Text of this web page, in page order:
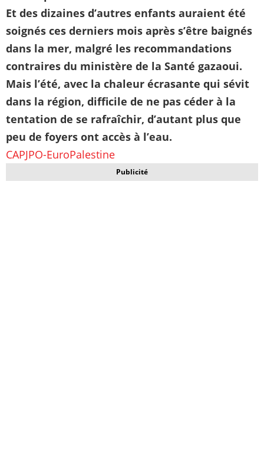
Et des dizaines d’autres enfants auraient été
soignés ces derniers mois après s’être baignés
dans la mer, malgré les recommandations
contraires du ministère de la Santé gazaoui.
Mais l’été, avec la chaleur écrasante qui sévit
dans la région, difficile de ne pas céder à la
tentation de se rafraîchir, d’autant plus que
peu de foyers ont accès à l’eau.
CAPJPO-EuroPalestine
Publicité